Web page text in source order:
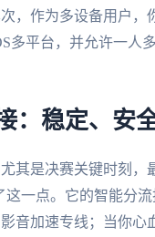
，作为多设备用户，
多平台，并允许一
：稳定、安
其是决赛关键时刻，
这一点。它的智能分
音加速专线；当你